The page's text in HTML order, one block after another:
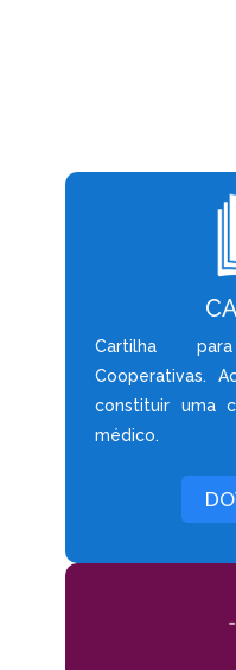
Cartilha
Cooperativas.
constituir uma
médico.